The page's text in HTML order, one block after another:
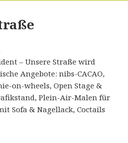
– Unsere Straße wird
Angebote: nibs-CACAO,
on-wheels, Open Stage &
Plein-Air-Malen für
Sofa & Nagellack, Coctails